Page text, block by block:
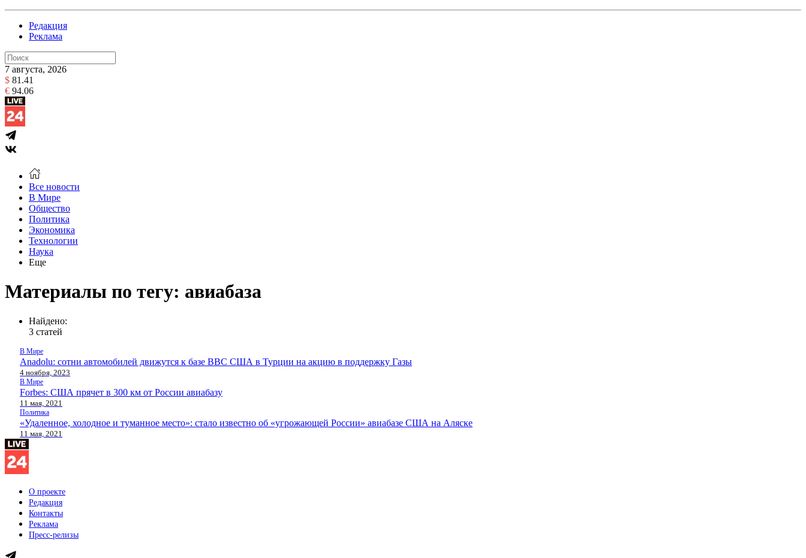
Редакция
Реклама
7 августа, 2026
$ 81.41
€ 94.06
Все новости
В Мире
Общество
Политика
Экономика
Технологии
Наука
Еще
Материалы по тегу: авиабаза
Найдено:
3 статей
В Мире
Anadolu: сотни автомобилей движутся к базе ВВС США в Турции на акцию в поддержку Газы
4 ноября, 2023
В Мире
Forbes: США прячет в 300 км от России авиабазу
11 мая, 2021
Политика
«Удаленное, холодное и туманное место»: стало известно об «угрожающей России» авиабазе США на Аляске
11 мая, 2021
О проекте
Редакция
Контакты
Реклама
Пресс-релизы